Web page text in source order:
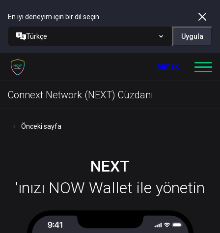
En iyi deneyim için bir dil seçin
Türkçe Uygula
Almak
Connext Network (NEXT) Cüzdanı
Önceki sayfa
NEXT
'ınızı NOW Wallet ile yönetin